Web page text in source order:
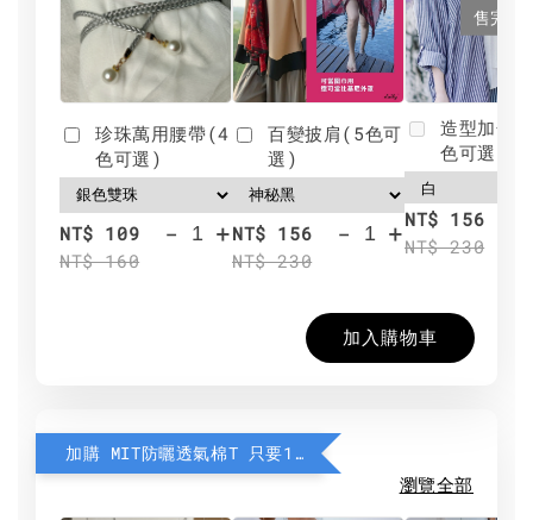
珍珠萬用腰帶(4
色可選)
NT$ 109
NT$ 160
- +
百變披肩(5色可
選)
NT$ 156
NT$ 230
- +
售完
造型加分
色可選)
NT$ 156
NT$ 230
加入購物車
加購 MIT防曬透氣棉T 只要190元
瀏覽全部